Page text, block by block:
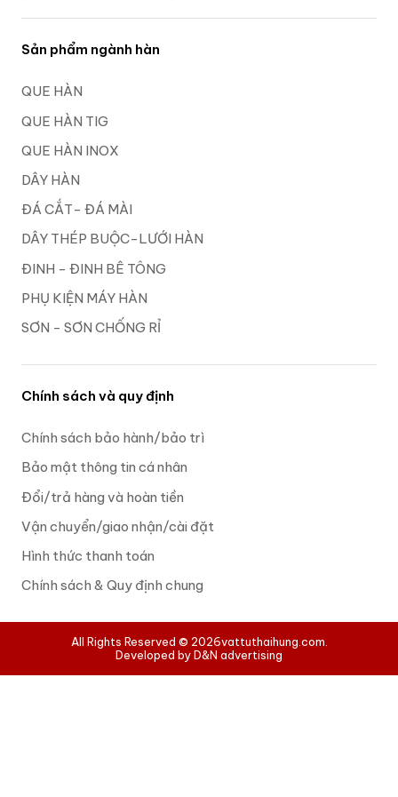
Sản phẩm ngành hàn
QUE HÀN
QUE HÀN TIG
QUE HÀN INOX
DÂY HÀN
ĐÁ CẮT- ĐÁ MÀI
DÂY THÉP BUỘC-LƯỚI HÀN
ĐINH - ĐINH BÊ TÔNG
PHỤ KIỆN MÁY HÀN
SƠN - SƠN CHỐNG RỈ
Chính sách và quy định
Chính sách bảo hành/bảo trì
Bảo mật thông tin cá nhân
Đổi/trả hàng và hoàn tiền
Vận chuyển/giao nhận/cài đặt
Hình thức thanh toán
Chính sách & Quy định chung
All Rights Reserved © 2026vattuthaihung.com.
Developed by D&N advertising